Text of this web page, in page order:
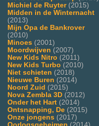
Michiel de Ruyter(2015)
Midden in de Winternacht
(2013)
Mijn Opa de Bankrover
(2010)
Minoes (2001)
Moordwijven (2007)
New Kids Nitro (2011)
New Kids Turbo (2010)
Niet schieten (2018)
Nieuwe Buren (2014)
Noord Zuid (2015)
Nova Zembla 3D (2012)
Onder het Hart (2014)
Ontsnapping, De (2015)
Onze jongens (2017)